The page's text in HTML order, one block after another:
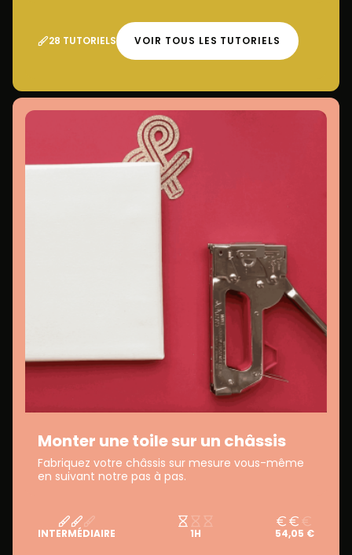
28 TUTORIELS VOIR TOUS LES TUTORIELS
Monter une toile sur un châssis
Fabriquez votre châssis sur mesure vous-même
en suivant notre pas à pas.
INTERMÉDIAIRE 1H 54,05 €